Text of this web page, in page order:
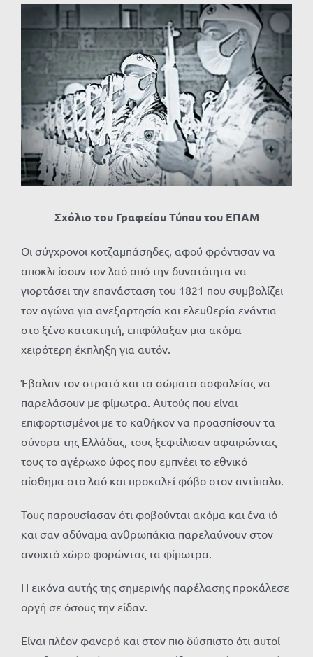
Προβολή
μεγαλύτερης
εικόνας
Σχόλιο του Γραφείου Τύπου του ΕΠΑΜ
Οι σύγχρονοι κοτζαμπάσηδες, αφού φρόντισαν να
αποκλείσουν τον λαό από την δυνατότητα να
γιορτάσει την επανάσταση του 1821 που συμβολίζει
τον αγώνα για ανεξαρτησία και ελευθερία ενάντια
στο ξένο κατακτητή, επιφύλαξαν μια ακόμα
χειρότερη έκπληξη για αυτόν.
Έβαλαν τον στρατό και τα σώματα ασφαλείας να
παρελάσουν με φίμωτρα. Αυτούς που είναι
επιφορτισμένοι με το καθήκον να προασπίσουν τα
σύνορα της Ελλάδας, τους ξεφτίλισαν αφαιρώντας
τους το αγέρωχο ύφος που εμπνέει το εθνικό
αίσθημα στο λαό και προκαλεί φόβο στον αντίπαλο.
Τους παρουσίασαν ότι φοβούνται ακόμα και ένα ιό
και σαν αδύναμα ανθρωπάκια παρελαύνουν στον
ανοιχτό χώρο φορώντας τα φίμωτρα.
Η εικόνα αυτής της σημερινής παρέλασης προκάλεσε
οργή σε όσους την είδαν.
Είναι πλέον φανερό και στον πιο δύσπιστο ότι αυτοί